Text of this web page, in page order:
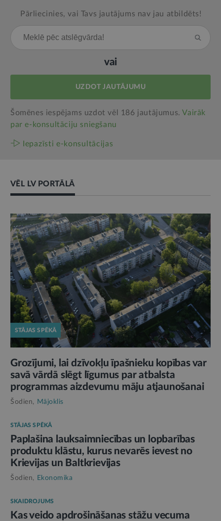
Pārliecinies, vai Tavs jautājums nav jau atbildēts!
vai
UZDOT JAUTĀJUMU
Šomēnes iespējams uzdot vēl 186 jautājumus.Vairāk
par e‑konsultāciju sniegšanu
Iepazīsti e-konsultācijas
VĒL LV PORTĀLĀ
STĀJAS SPĒKĀ
Grozījumi, lai dzīvokļu īpašnieku kopības var
savā vārdā slēgt līgumus par atbalsta
programmas aizdevumu māju atjaunošanai
Šodien, Mājoklis
STĀJAS SPĒKĀ
Paplašina lauksaimniecības un lopbarības
produktu klāstu, kurus nevarēs ievest no
Krievijas un Baltkrievijas
Šodien, Ekonomika
SKAIDROJUMS
Kas veido apdrošināšanas stāžu vecuma